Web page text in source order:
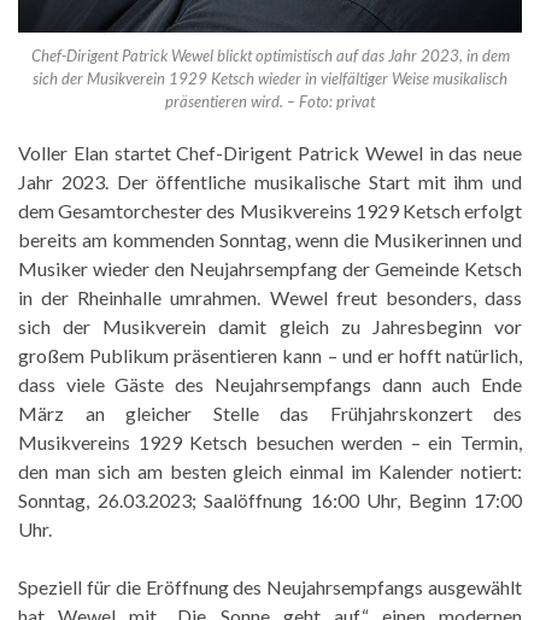
Chef-Dirigent Patrick Wewel blickt optimistisch auf das Jahr 2023, in dem
sich der Musikverein 1929 Ketsch wieder in vielfältiger Weise musikalisch
präsentieren wird. – Foto: privat
Voller Elan startet Chef-Dirigent Patrick Wewel in das neue
Jahr 2023. Der öffentliche musikalische Start mit ihm und
dem Gesamtorchester des Musikvereins 1929 Ketsch erfolgt
bereits am kommenden Sonntag, wenn die Musikerinnen und
Musiker wieder den Neujahrsempfang der Gemeinde Ketsch
in der Rheinhalle umrahmen. Wewel freut besonders, dass
sich der Musikverein damit gleich zu Jahresbeginn vor
großem Publikum präsentieren kann – und er hofft natürlich,
dass viele Gäste des Neujahrsempfangs dann auch Ende
März an gleicher Stelle das Frühjahrskonzert des
Musikvereins 1929 Ketsch besuchen werden – ein Termin,
den man sich am besten gleich einmal im Kalender notiert:
Sonntag, 26.03.2023; Saalöffnung 16:00 Uhr, Beginn 17:00
Uhr.
Speziell für die Eröffnung des Neujahrsempfangs ausgewählt